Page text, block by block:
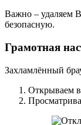
Важно – удаляем
безопасную.
Грамотная
Захламлённый
Открываем